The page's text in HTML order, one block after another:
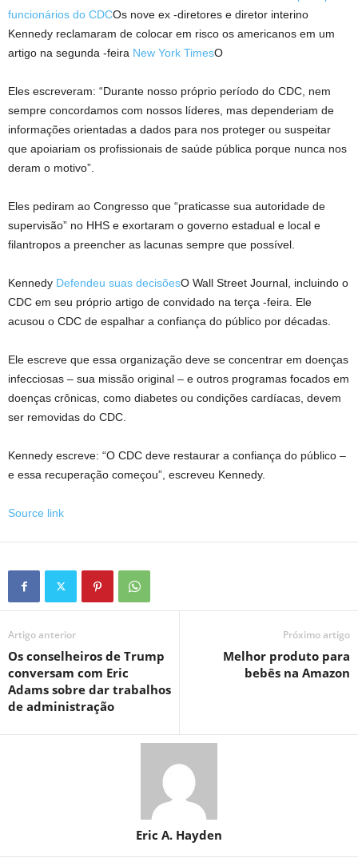
funcionários do CDCOs nove ex -diretores e diretor interino
Kennedy reclamaram de colocar em risco os americanos em um
artigo na segunda -feira New York TimesO
Eles escreveram: “Durante nosso próprio período do CDC, nem
sempre concordamos com nossos líderes, mas dependeriam de
informações orientadas a dados para nos proteger ou suspeitar
que apoiariam os profissionais de saúde pública porque nunca nos
deram o motivo”.
Eles pediram ao Congresso que “praticasse sua autoridade de
supervisão” no HHS e exortaram o governo estadual e local e
filantropos a preencher as lacunas sempre que possível.
Kennedy Defendeu suas decisõesO Wall Street Journal, incluindo o
CDC em seu próprio artigo de convidado na terça -feira. Ele
acusou o CDC de espalhar a confiança do público por décadas.
Ele escreve que essa organização deve se concentrar em doenças
infecciosas – sua missão original – e outros programas focados em
doenças crônicas, como diabetes ou condições cardíacas, devem
ser removidas do CDC.
Kennedy escreve: “O CDC deve restaurar a confiança do público –
e essa recuperação começou”, escreveu Kennedy.
Source link
Artigo anterior
Os conselheiros de Trump
conversam com Eric
Adams sobre dar trabalhos
de administração
Próximo artigo
Melhor produto para
bebês na Amazon
Eric A. Hayden